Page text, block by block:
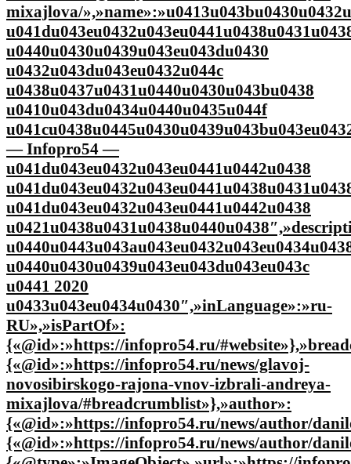
mixajlova/
u0440u0430u0439u043eu043du0430
u0432u043du043eu0432u044c
u0438u0437u0431u0440u0430u043bu0438
u0410u043du0434u0440u0435u044f
— Infopro54 —
u041du043eu0432u043eu0441u0442u0438
u041du043eu0432u043eu0441u0442u0438
u0440u0430u0439u043eu043du043eu043c
u0441 2020
u0433u043eu0434u0430″,»inLanguage»:»ru-
RU»,»isPartOf»:
{«@id»:»https://infopro54.ru/
{«@id»:»https://infopro54.ru/news/glavoj-
novosibirskogo-rajona-vnov-izbrali-andreya-
mixajlova/#breadcrumblist»},»author»:
{«@id»:»https://infopro54.ru/news/author/
{«@id»:»https://infopro54.ru/news/author/